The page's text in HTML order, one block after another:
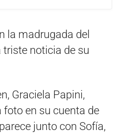
la madrugada del
triste noticia de su
Graciela Papini,
en su cuenta de
junto con Sofía,